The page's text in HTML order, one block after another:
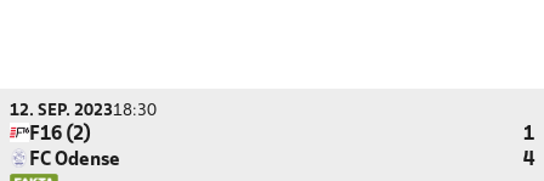
12. SEP. 202318:30
F16 (2)
1
FC Odense
4